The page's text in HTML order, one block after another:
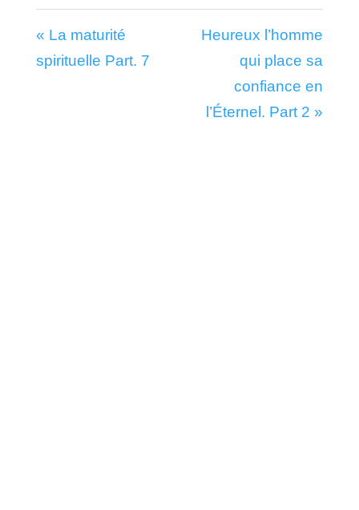
« La maturité
spirituelle Part. 7
Heureux l’homme
qui place sa
confiance en
l’Éternel. Part 2 »